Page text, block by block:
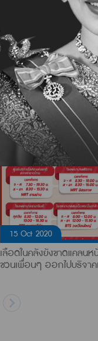
15 Oct 2020
เลือดในคลังยังขาดแคลน
ชวนเพื่อนๆ ออกไปบริจาค